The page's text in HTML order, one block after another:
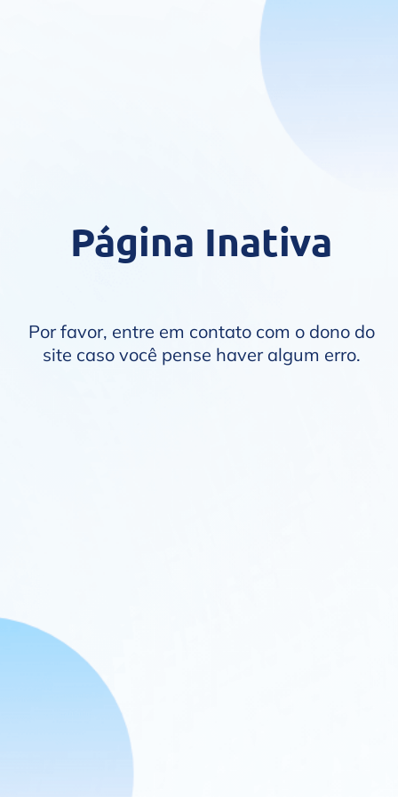
Página Inativa
Por favor, entre em contato com o dono do
site caso você pense haver algum erro.